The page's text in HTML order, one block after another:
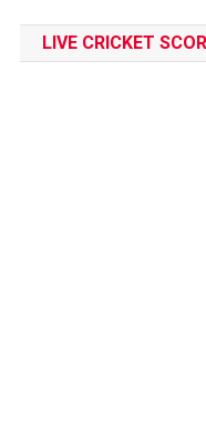
LIVE CRICKET